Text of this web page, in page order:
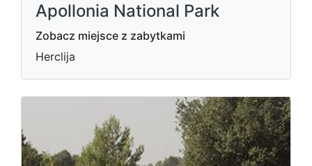
Apollonia National Park
Zobacz miejsce z zabytkami
Herclija